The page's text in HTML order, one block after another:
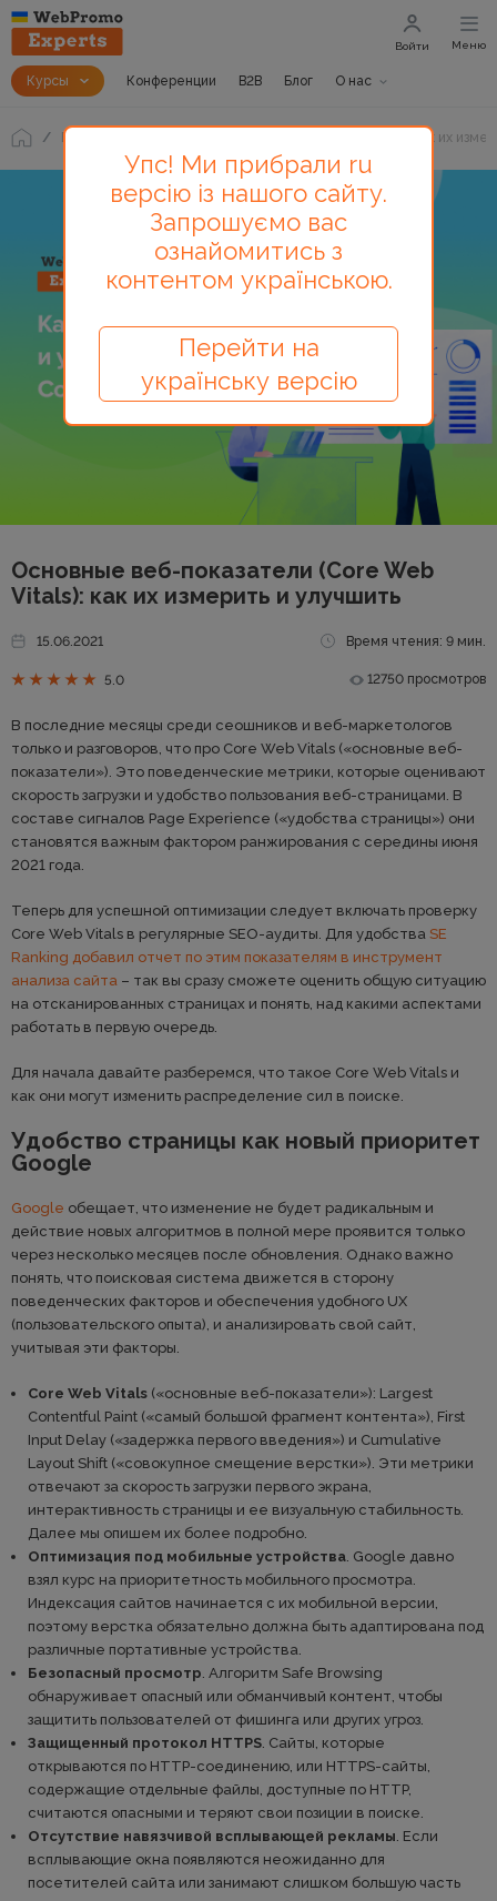
Курсы Конференции B2B Блог О нас
Войти Меню
Блог Основные веб-показатели (Core Web Vitals): как их
Основные веб-показатели (Core Web
Vitals): как их измерить и улучшить
15.06.2021 Время чтения: 9 мин.
5.0 12750 просмотров
В последние месяцы среди сеошников и веб-маркетологов
только и разговоров, что про Core Web Vitals («основные веб-
показатели»). Это поведенческие метрики, которые оценивают
скорость загрузки и удобство пользования веб-страницами. В
составе сигналов Page Experience («удобства страницы») они
становятся важным фактором ранжирования с середины июня
2021 года.
Теперь для успешной оптимизации следует включать проверку
Core Web Vitals в регулярные SEO-аудиты. Для удобства SE
Ranking добавил отчет по этим показателям в инструмент
анализа сайта – так вы сразу сможете оценить общую ситуацию
на отсканированных страницах и понять, над какими аспектами
работать в первую очередь.
Для начала давайте разберемся, что такое Core Web Vitals и
как они могут изменить распределение сил в поиске.
Удобство страницы как новый приоритет
Google
Google обещает, что изменение не будет радикальным и
действие новых алгоритмов в полной мере проявится только
через несколько месяцев после обновления. Однако важно
понять, что поисковая система движется в сторону
поведенческих факторов и обеспечения удобного UX
(пользовательского опыта), и анализировать свой сайт,
учитывая эти факторы.
Core Web Vitals («основные веб-показатели»): Largest
Contentful Paint («самый большой фрагмент контента»), First
Input Delay («задержка первого введения») и Cumulative
Layout Shift («совокупное смещение верстки»). Эти метрики
отвечают за скорость загрузки первого экрана,
интерактивность страницы и ее визуальную стабильность.
Далее мы опишем их более подробно.
Оптимизация под мобильные устройства. Google давно
взял курс на приоритетность мобильного просмотра.
Индексация сайтов начинается с их мобильной версии,
поэтому верстка обязательно должна быть адаптирована под
различные портативные устройства.
Безопасный просмотр. Алгоритм Safe Browsing
обнаруживает опасный или обманчивый контент, чтобы
защитить пользователей от фишинга или других угроз.
Защищенный протокол HTTPS. Сайты, которые
открываются по HTTP-соединению, или HTTPS-сайты,
содержащие отдельные файлы, доступные по HTTP,
считаются опасными и теряют свои позиции в поиске.
Отсутствие навязчивой всплывающей рекламы. Если
всплывающие окна появляются неожиданно для
посетителей сайта или занимают слишком большую часть
Упс! Ми прибрали ru
версію із нашого сайту.
Запрошуємо вас
ознайомитись з
контентом українською.
Перейти на
українську версію